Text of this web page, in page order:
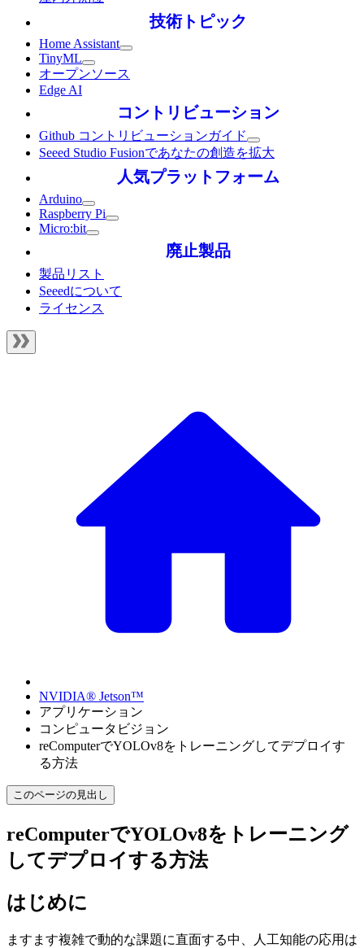
技術トピック
Home Assistant
TinyML
オープンソース
Edge AI
コントリビューション
Github コントリビューションガイド
Seeed Studio Fusionであなたの創造を拡大
人気プラットフォーム
Arduino
Raspberry Pi
Micro:bit
廃止製品
製品リスト
Seeedについて
ライセンス
NVIDIA® Jetson™
アプリケーション
コンピュータビジョン
reComputerでYOLOv8をトレーニングしてデプロイす
る方法
このページの見出し
reComputerでYOLOv8をトレーニング
してデプロイする方法
はじめに
ますます複雑で動的な課題に直面する中、人工知能の応用は